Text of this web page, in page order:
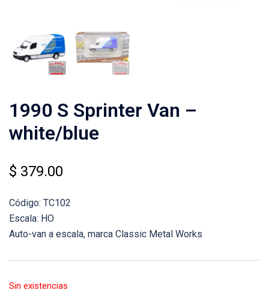
1990 S Sprinter Van –
white/blue
$ 379.00
Código: TC102
Escala: HO
Auto-van a escala, marca Classic Metal Works
Sin existencias